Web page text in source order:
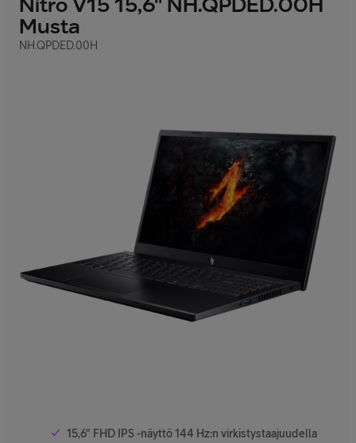
Nitro V15 15,6" NH.QPDED.00H
Musta
NH.QPDED.00H
15,6" FHD IPS -näyttö 144 Hz:n virkistystaajuudella